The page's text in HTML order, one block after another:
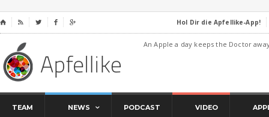
⌂     Hol Dir die Apfellike-App!
An Apple a day keeps the Doctor
TEAM NEWS PODCAST VIDEO